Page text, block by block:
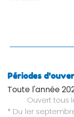
Périodes
Toute l'année
Ouvert tous
* Du 1er